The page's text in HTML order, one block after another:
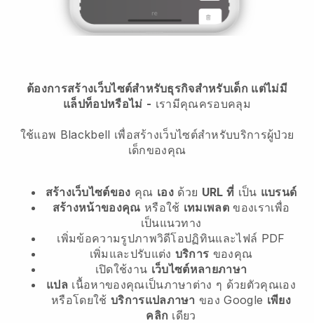
ต้องการสร้างเว็บไซต์สำหรับธุรกิจสำหรับเด็ก แต่ไม่มี
แล็ปท็อปหรือไม่ - เรามีคุณครอบคลุม
ใช้แอพ Blackbell เพื่อสร้างเว็บไซต์สำหรับบริการผู้ป่วย
เด็กของคุณ
สร้างเว็บไซต์ของ คุณ เองด้วย URL ที่ เป็น แบรนด์
สร้างหน้าของคุณ หรือใช้ เทมเพลต ของเราเพื่อ
เป็นแนวทาง
เพิ่มข้อความรูปภาพวิดีโอปฏิทินและไฟล์ PDF
เพิ่มและปรับแต่ง บริการ ของคุณ
เปิดใช้งาน เว็บไซต์หลายภาษา
แปล เนื้อหาของคุณเป็นภาษาต่าง ๆ ด้วยตัวคุณเอง
หรือโดยใช้ บริการแปลภาษา ของ Google เพียง
คลิก เดียว